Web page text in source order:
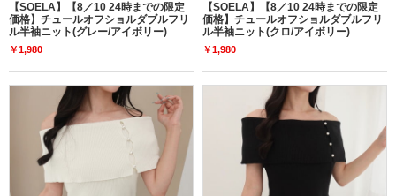
【SOELA】【8／10 24時までの限定
価格】チュールオフショルダブルフリ
ル半袖ニット(グレー/アイボリー)
￥1,980
【SOELA】【8／10 24時までの限定
価格】チュールオフショルダブルフリ
ル半袖ニット(クロ/アイボリー)
￥1,980